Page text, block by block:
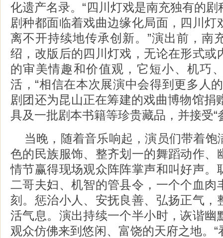
化遗产名录。“四川灯戏是南充独有的
剧种都面临着戏曲边缘化局面，四川灯
离不开持续地传承创新。”演出前，南
绍，改版后的四川灯戏，无论在形式或
的审美情趣和价值观，它短小、机巧
活，“相信在本次展演中会得到更多人
剧团还为昆山正在筹建的戏曲博物馆捐
具及一批剧本书籍等珍贵藏品，并接受“
当晚，随着音乐响起，演员们带着饱
色的民族服饰、整齐划一的舞蹈动作、
情节赢得现场观众阵阵掌声和叫好声。
二哥夫妇、机智的管县令，一个个血肉
刻。惩治小人、安抚良善、弘扬正气，
活气息。演出持续一个半小时，诙谐幽
观众仿佛来到悠闲、富饶的天府之地。